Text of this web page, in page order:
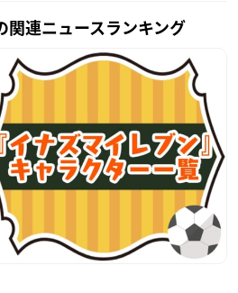
関連ニュースランキング